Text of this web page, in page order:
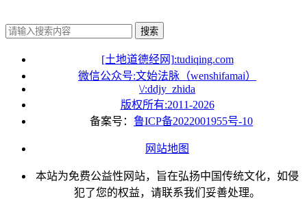
搜索
[土地道德经网]:tudiqing.com
微信公众号:文始法脉（wenshifamai）
\/:ddjy_zhida
版权所有:2011-2026
备案号： 鲁ICP备2022001955号-10
网站地图
本站为免费公益性网站，旨在弘扬中国传统文化，如侵
犯了您的权益，请联系我们妥善处理。